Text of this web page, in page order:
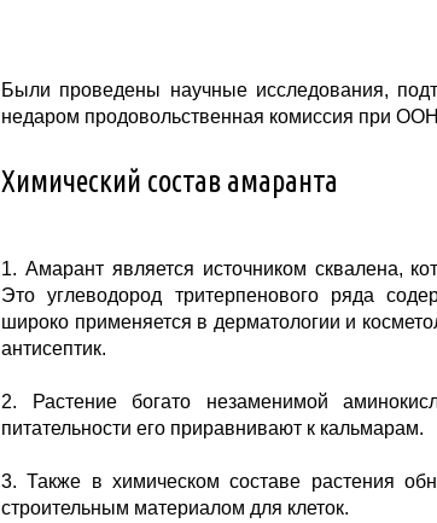
Были проведены научные исследования,
недаром продовольственная комиссия при ООН
Химический состав амаранта
1. Амарант является источником сквалена,
Это углеводород тритерпенового ряда
широко применяется в дерматологии и
антисептик.
2. Растение богато незаменимой
питательности его приравнивают к кальмарам.
3. Также в химическом составе растения
строительным материалом для клеток.